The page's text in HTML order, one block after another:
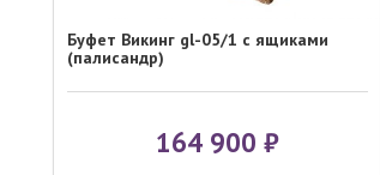
Буфет Викинг gl-05/1 с ящиками
(палисандр)
164 900